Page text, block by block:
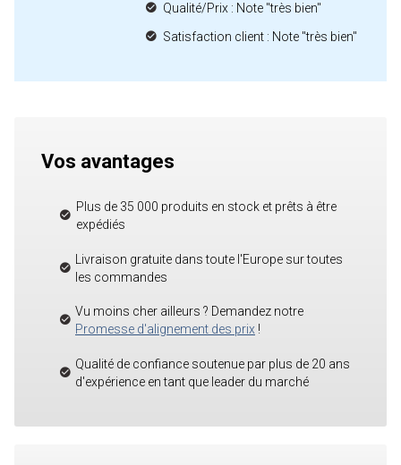
Qualité/Prix : Note "très bien"
Satisfaction client : Note "très bien"
Vos avantages
Plus de 35 000 produits en stock et prêts à être
expédiés
Livraison gratuite dans toute l'Europe sur toutes
les commandes
Vu moins cher ailleurs ? Demandez notre
Promesse d'alignement des prix !
Qualité de confiance soutenue par plus de 20 ans
d'expérience en tant que leader du marché